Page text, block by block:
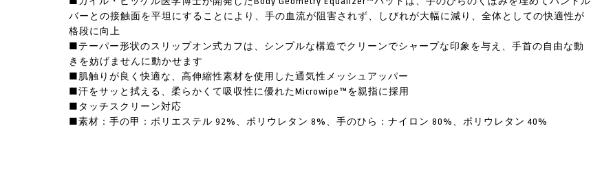
バーとの接触面を平坦にすることにより、手の血流が阻害されず、しびれが大幅に減り、全体としての快適性が
格段に向上
■テーパー形状のスリップオン式カフは、シンプルな構造でクリーンでシャープな印象を与え、手首の自由な動
きを妨げませんに動かせます
■肌触りが良く快適な、高伸縮性素材を使用した通気性メッシュアッパー
■汗をサッと拭える、柔らかくて吸収性に優れたMicrowipe™を親指に採用
■タッチスクリーン対応
■素材：手の甲：ポリエステル 92%、ポリウレタン 8%、手のひら：ナイロン 80%、ポリウレタン 40%